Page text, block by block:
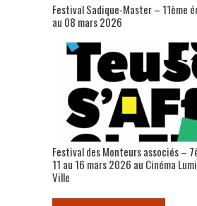
Festival Sadique-Master – 11ème
au 08 mars 2026
Festival des Monteurs associés –
11 au 16 mars 2026 au Cinéma
Ville